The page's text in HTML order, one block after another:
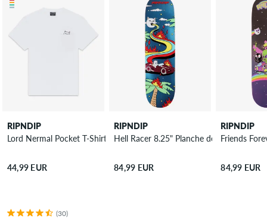
RIPNDIP
Lord Nermal Pocket T-Shirt
44,99 EUR
(30)
RIPNDIP
Hell Racer 8.25" Planche de skateboard
84,99 EUR
RIPNDIP
Friends
84,99 EUR